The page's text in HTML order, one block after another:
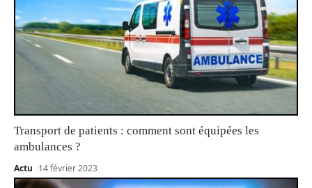
Transport de patients : comment sont équipées les
ambulances ?
Actu 14 février 2023